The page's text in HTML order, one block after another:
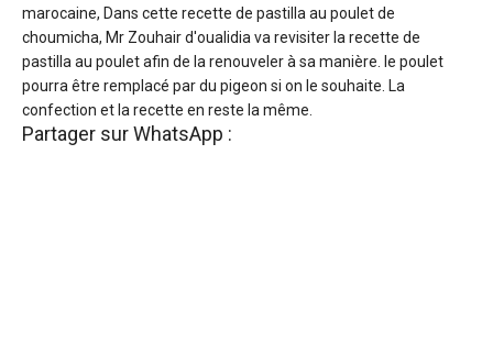
marocaine, Dans cette recette de pastilla au poulet de
choumicha, Mr Zouhair d'oualidia va revisiter la recette de
pastilla au poulet afin de la renouveler à sa manière. le poulet
pourra être remplacé par du pigeon si on le souhaite. La
confection et la recette en reste la même.
Partager sur WhatsApp :